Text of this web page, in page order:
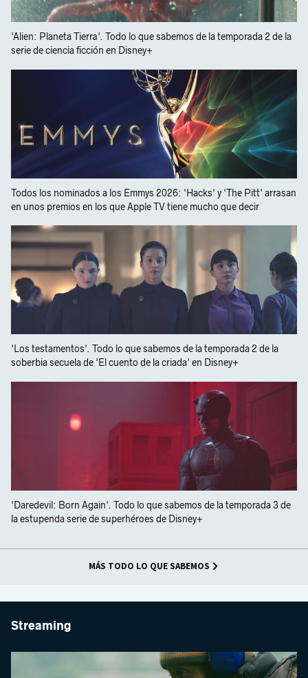
'Alien: Planeta Tierra'. Todo lo que sabemos de la temporada 2 de la
serie de ciencia ficción en Disney+
Todos los nominados a los Emmys 2026: 'Hacks' y 'The Pitt' arrasan
en unos premios en los que Apple TV tiene mucho que decir
'Los testamentos'. Todo lo que sabemos de la temporada 2 de la
soberbia secuela de 'El cuento de la criada' en Disney+
'Daredevil: Born Again'. Todo lo que sabemos de la temporada 3 de
la estupenda serie de superhéroes de Disney+
MÁS TODO LO QUE SABEMOS
Streaming